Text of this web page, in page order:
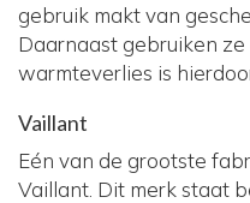
gebruik makt van
Daarnaast gebruiken
warmteverlies is
Vaillant
Eén van de grootste
Vaillant. Dit merk staat